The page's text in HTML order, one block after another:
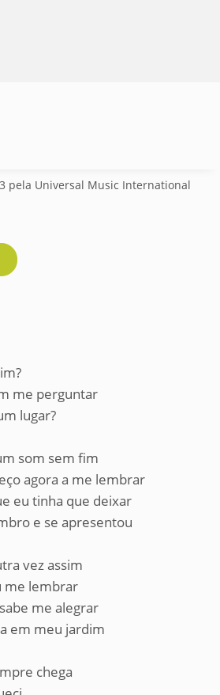
pela Universal Music International
me perguntar
lugar?
som sem fim
agora a me lembrar
eu tinha que deixar
e se apresentou
vez assim
me lembrar
me alegrar
em meu jardim
chega